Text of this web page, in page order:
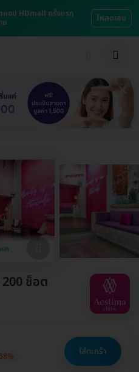
แอป HDmall ครั้งแรก
ย
โหลดเลย
ช็อต
ใส่ตะกร้า